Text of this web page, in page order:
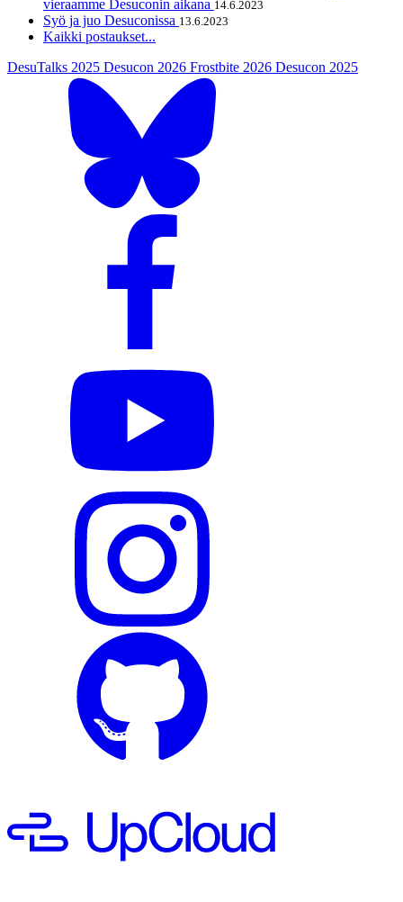
vieraamme Desuconin aikana 14.6.2023
Syö ja juo Desuconissa 13.6.2023
Kaikki postaukset...
DesuTalks 2025 Desucon 2026 Frostbite 2026 Desucon 2025